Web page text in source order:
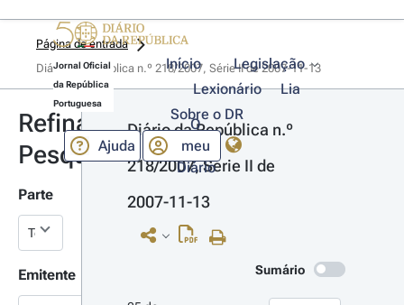
Jornal Oficial
da República
Portuguesa
Início
Legislação
Lexionário
Lia
Sobre o DR
Ajuda
O
meu
Diário
Página de entrada
Diário da República n.º 218/2007, Série II de 2007-11-13
Refinar
Pesquisa
Parte
Emitente
Diário da República n.º
218/2007, Série II de
2007-11-13
Sumário